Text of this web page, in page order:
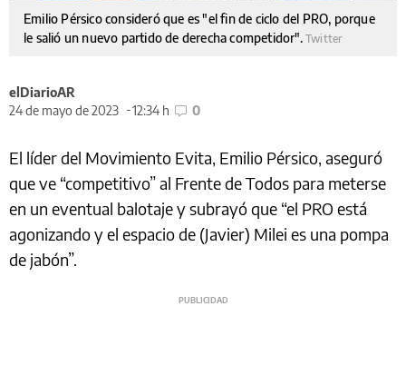
Emilio Pérsico consideró que es "el fin de ciclo del PRO, porque
le salió un nuevo partido de derecha competidor".Twitter
elDiarioAR
24 de mayo de 2023
12:34 h 0
El líder del Movimiento Evita, Emilio Pérsico, aseguró
que ve “competitivo” al Frente de Todos para meterse
en un eventual balotaje y subrayó que “el PRO está
agonizando y el espacio de (Javier) Milei es una pompa
de jabón”.